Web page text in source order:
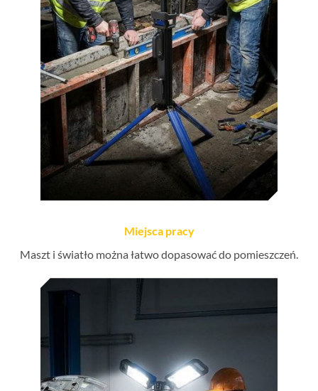
Miejsca pracy
Maszt i światło można łatwo dopasować do pomieszczeń.